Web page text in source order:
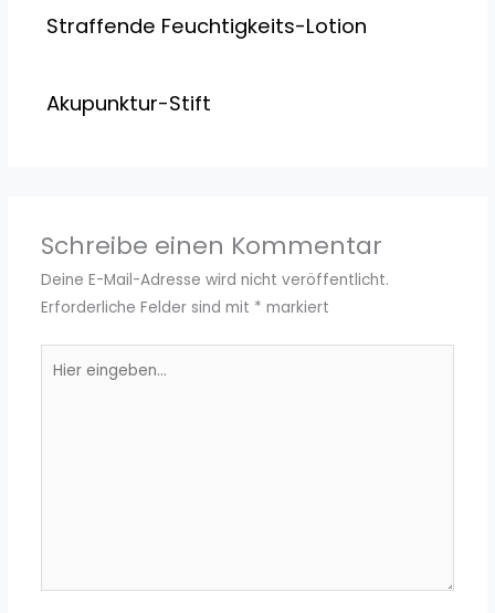
Straffende Feuchtigkeits-Lotion
Akupunktur-Stift
Schreibe einen Kommentar
Deine E-Mail-Adresse wird nicht veröffentlicht.
Erforderliche Felder sind mit * markiert
eingeben…